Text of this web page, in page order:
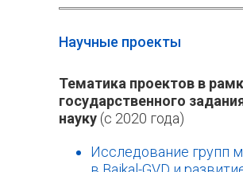
Научные проекты
Тематика проектов в
государственного
науку (с 2020 года)
Исследование групп